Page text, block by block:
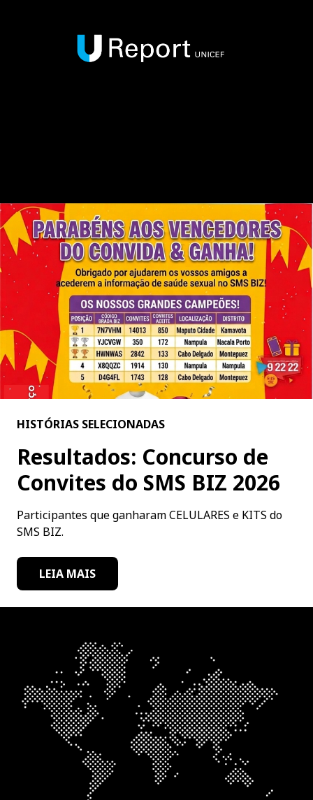
HISTÓRIAS SELECIONADAS
Resultados: Concurso de
Convites do SMS BIZ 2026
Participantes que ganharam CELULARES e KITS do
SMS BIZ.
LEIA MAIS